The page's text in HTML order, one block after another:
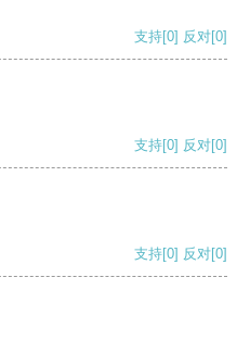
支持[0] 反对[0]
支持[0] 反对[0]
支持[0] 反对[0]